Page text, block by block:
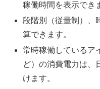
稼働時間を表示でき
段階別（従量制）、
算できます。
常時稼働しているア
ど）の消費電力は、
けます。